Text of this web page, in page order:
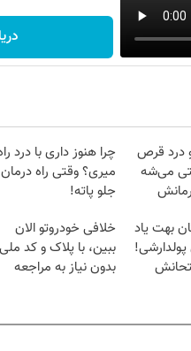
درد قرص
می‌شه
چرا هنوز داری با درد
میری؟ وقتی راه درمان
جلو پاته!
بهت یاد
خلافی خودروتو الان
ببین، با پلاک و کد
بدون نیاز به مراجعه